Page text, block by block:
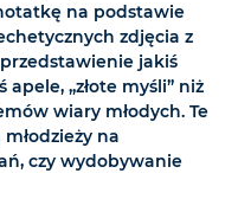
na podstawie
zdjęcia z
jakiś
„złote myśli” niż
wiary młodych. Te
na
czy wydobywanie